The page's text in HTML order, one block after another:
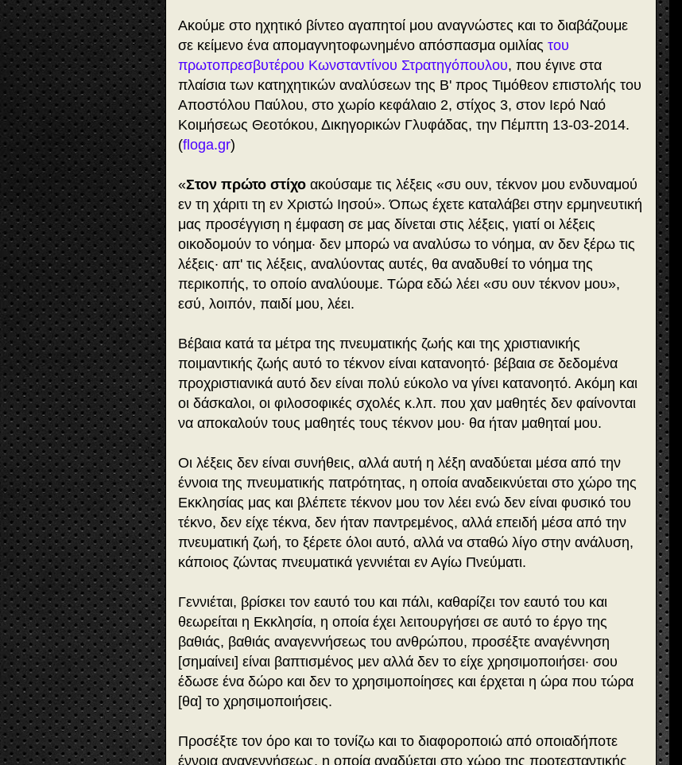
Ακούμε στο ηχητικό βίντεο αγαπητοί μου αναγνώστες και το διαβάζουμε
σε κείμενο ένα απομαγνητοφωνημένο απόσπασμα ομιλίας του
πρωτοπρεσβυτέρου Κωνσταντίνου Στρατηγόπουλου, που έγινε στα
πλαίσια των κατηχητικών αναλύσεων της Β' προς Τιμόθεον επιστολής του
Αποστόλου Παύλου, στο χωρίο κεφάλαιο 2, στίχος 3, στον Ιερό Ναό
Κοιμήσεως Θεοτόκου, Δικηγορικών Γλυφάδας, την Πέμπτη 13-03-2014.
(floga.gr)
«Στον πρώτο στίχο ακούσαμε τις λέξεις «συ ουν, τέκνον μου ενδυναμού
εν τη χάριτι τη εν Χριστώ Ιησού». Όπως έχετε καταλάβει στην ερμηνευτική
μας προσέγγιση η έμφαση σε μας δίνεται στις λέξεις, γιατί οι λέξεις
οικοδομούν το νόημα· δεν μπορώ να αναλύσω το νόημα, αν δεν ξέρω τις
λέξεις· απ' τις λέξεις, αναλύοντας αυτές, θα αναδυθεί το νόημα της
περικοπής, το οποίο αναλύουμε. Τώρα εδώ λέει «συ ουν τέκνον μου»,
εσύ, λοιπόν, παιδί μου, λέει.
Bέβαια κατά τα μέτρα της πνευματικής ζωής και της χριστιανικής
ποιμαντικής ζωής αυτό το τέκνον είναι κατανοητό· βέβαια σε δεδομένα
προχριστιανικά αυτό δεν είναι πολύ εύκολο να γίνει κατανοητό. Ακόμη και
οι δάσκαλοι, οι φιλοσοφικές σχολές κ.λπ. που χαν μαθητές δεν φαίνονται
να αποκαλούν τους μαθητές τους τέκνον μου· θα ήταν μαθηταί μου.
Οι λέξεις δεν είναι συνήθεις, αλλά αυτή η λέξη αναδύεται μέσα από την
έννοια της πνευματικής πατρότητας, η οποία αναδεικνύεται στο χώρο της
Εκκλησίας μας και βλέπετε τέκνον μου τον λέει ενώ δεν είναι φυσικό του
τέκνο, δεν είχε τέκνα, δεν ήταν παντρεμένος, αλλά επειδή μέσα από την
πνευματική ζωή, το ξέρετε όλοι αυτό, αλλά να σταθώ λίγο στην ανάλυση,
κάποιος ζώντας πνευματικά γεννιέται εν Αγίω Πνεύματι.
Γεννιέται, βρίσκει τον εαυτό του και πάλι, καθαρίζει τον εαυτό του και
θεωρείται η Εκκλησία, η οποία έχει λειτουργήσει σε αυτό το έργο της
βαθιάς, βαθιάς αναγεννήσεως του ανθρώπου, προσέξτε αναγέννηση
[σημαίνει] είναι βαπτισμένος μεν αλλά δεν το είχε χρησιμοποιήσει· σου
έδωσε ένα δώρο και δεν το χρησιμοποίησες και έρχεται η ώρα που τώρα
[θα] το χρησιμοποιήσεις.
Προσέξτε τον όρο και το τονίζω και το διαφοροποιώ από οποιαδήποτε
έννοια αναγεννήσεως, η οποία αναδύεται στο χώρο της προτεσταντικής